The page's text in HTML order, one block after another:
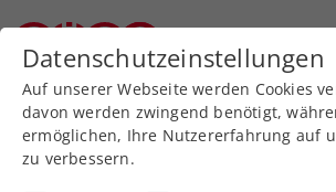
Zurück zur Newsübersicht
Turniere
Datenschutzeinstellungen
Auf unserer Webseite werden Cookies
davon werden zwingend benötigt,
ermöglichen, Ihre Nutzererfahrung auf
zu verbessern.